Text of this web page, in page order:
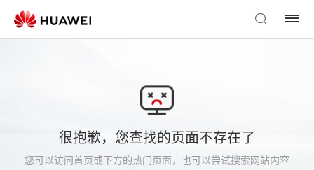
很抱歉，您查找的页面不存在了
您可以访问首页或下方的热门页面，也可以尝试搜索网站内容